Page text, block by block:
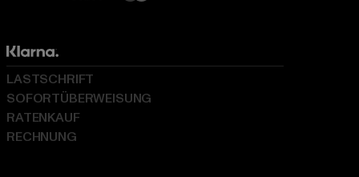
LASTSCHRIFT
SOFORTÜBERWEISUNG
RATENKAUF
RECHNUNG